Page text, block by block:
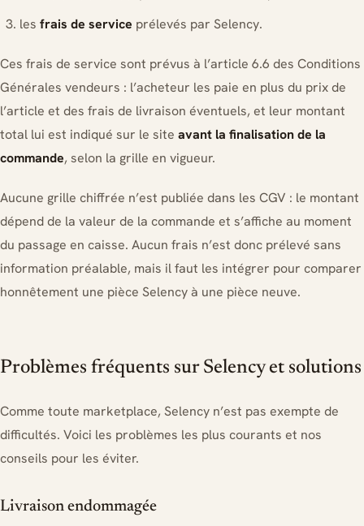
les frais de service prélevés par Selency.
Ces frais de service sont prévus à l’article 6.6 des Conditions
Générales vendeurs : l’acheteur les paie en plus du prix de
l’article et des frais de livraison éventuels, et leur montant
total lui est indiqué sur le site avant la finalisation de la
commande, selon la grille en vigueur.
Aucune grille chiffrée n’est publiée dans les CGV : le montant
dépend de la valeur de la commande et s’affiche au moment
du passage en caisse. Aucun frais n’est donc prélevé sans
information préalable, mais il faut les intégrer pour comparer
honnêtement une pièce Selency à une pièce neuve.
Problèmes fréquents sur Selency et solutions
Comme toute marketplace, Selency n’est pas exempte de
difficultés. Voici les problèmes les plus courants et nos
conseils pour les éviter.
Livraison endommagée